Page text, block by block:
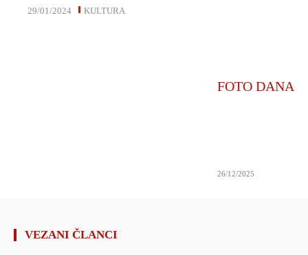
KULTURA
29/01/2024
FOTO DANA
26/12/2025
VEZANI ČLANCI